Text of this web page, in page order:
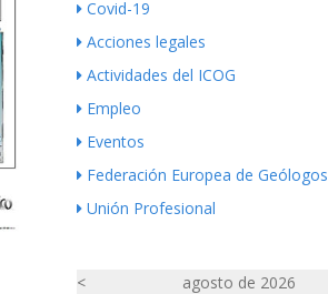
Covid-19
Acciones legales
Actividades del ICOG
Empleo
Eventos
Federación Europea de Geólogos
Unión Profesional
< agosto de 2026